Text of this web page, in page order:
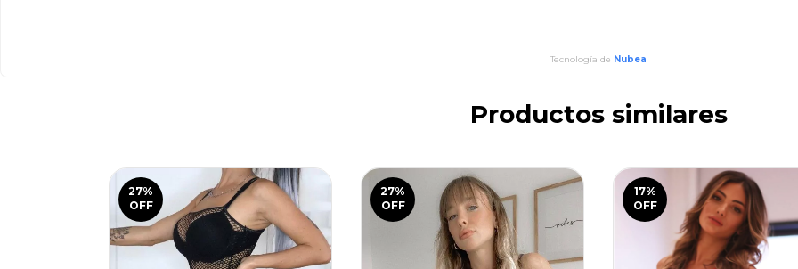
Tecnología de Nubea
Productos similares
27%
OFF
27%
OFF
17%
OFF